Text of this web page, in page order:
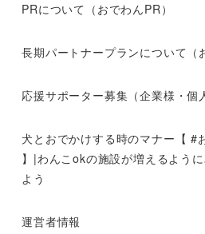
PRについて（おでわんPR）
長期パートナープランについて（
応援サポーター募集（企業様・個
犬とおでかけする時のマナー【 #
】|わんこokの施設が増えるよう
よう
運営者情報